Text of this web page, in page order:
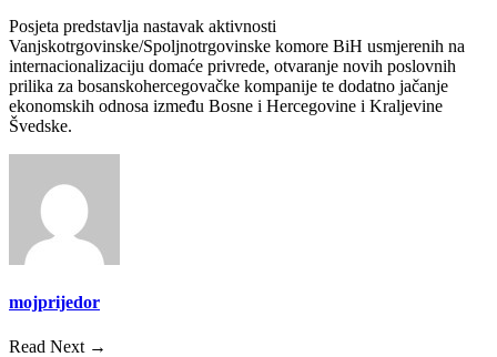
Posjeta predstavlja nastavak aktivnosti
Vanjskotrgovinske/Spoljnotrgovinske komore BiH usmjerenih na
internacionalizaciju domaće privrede, otvaranje novih poslovnih
prilika za bosanskohercegovačke kompanije te dodatno jačanje
ekonomskih odnosa između Bosne i Hercegovine i Kraljevine
Švedske.
mojprijedor
Read Next →